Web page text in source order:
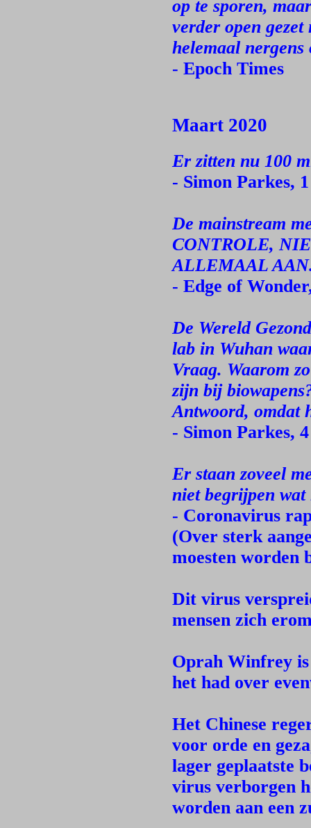
op te sporen,
verder open
helemaal nergens
- Epoch Times
Maart 2020
Er zitten nu 100
- Simon Parkes,
De mainstream
CONTROLE,
ALLEMAAL
- Edge of
De Wereld
lab in Wuhan
Vraag. Waarom
zijn bij
Antwoord, omdat
- Simon Parkes,
Er staan zoveel
niet begrijpen
- Coronavirus
(Over sterk
moesten worden
Dit virus
mensen zich
Oprah Winfrey
het had over
Het Chinese
voor orde en
lager geplaatste
virus verborgen
worden aan een